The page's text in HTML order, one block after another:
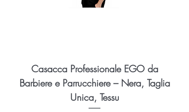
Casacca Professionale EGO da
Barbiere e Parrucchiere – Nera, Taglia
Unica, Tessu